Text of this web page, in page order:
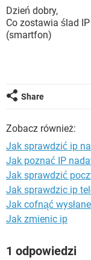
INSTAGRAM
WINDOWS 10
SPOTIFY
INSTAGRAM
COVID-19
GRY
WINDOWS 10
Dzień dobry,
Co zostawia ślad
(smartfon)
Share
Zobacz również:
Jak sprawdzić ip
Jak poznać IP
Jak sprawdzić
Jak sprawdzic ip
Jak cofnąć
Jak zmienic ip
1 odpowiedzi